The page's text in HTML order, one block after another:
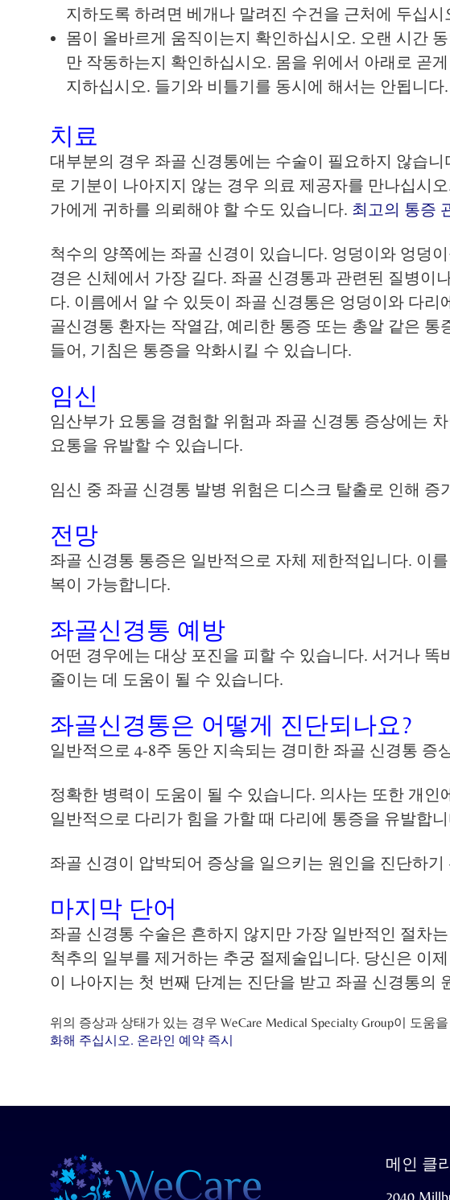
지하도록 하려면 베개나 말려진 수건을 근처에 두십
몸이 올바르게 움직이는지 확인하십시오. 오랜 시간
만 작동하는지 확인하십시오. 몸을 위에서 아래로 곧
지하십시오. 들기와 비틀기를 동시에 해서는 안됩니
치료
대부분의 경우 좌골 신경통에는 수술이 필요하지 않습
로 기분이 나아지지 않는 경우 의료 제공자를 만나십시
가에게 귀하를 의뢰해야 할 수도 있습니다. 최고의 통증
척수의 양쪽에는 좌골 신경이 있습니다. 엉덩이와 엉덩
경은 신체에서 가장 길다. 좌골 신경통과 관련된 질병이
다. 이름에서 알 수 있듯이 좌골 신경통은 엉덩이와 다
골신경통 환자는 작열감, 예리한 통증 또는 총알 같은
들어, 기침은 통증을 악화시킬 수 있습니다.
임신
임산부가 요통을 경험할 위험과 좌골 신경통 증상에는
요통을 유발할 수 있습니다.
임신 중 좌골 신경통 발병 위험은 디스크 탈출로 인해 증
전망
좌골 신경통 통증은 일반적으로 자체 제한적입니다. 이
복이 가능합니다.
좌골신경통 예방
어떤 경우에는 대상 포진을 피할 수 있습니다. 서거나
줄이는 데 도움이 될 수 있습니다.
좌골신경통은 어떻게 진단되나요?
일반적으로 4-8주 동안 지속되는 경미한 좌골 신경통 증
정확한 병력이 도움이 될 수 있습니다. 의사는 또한 개
일반적으로 다리가 힘을 가할 때 다리에 통증을 유발합
좌골 신경이 압박되어 증상을 일으키는 원인을 진단하
마지막 단어
좌골 신경통 수술은 흔하지 않지만 가장 일반적인 절차
척추의 일부를 제거하는 추궁 절제술입니다. 당신은 이
이 나아지는 첫 번째 단계는 진단을 받고 좌골 신경통의
위의 증상과 상태가 있는 경우 WeCare Medical Specialty Group이 도
화해 주십시오. 온라인 예약 즉시
메인 클